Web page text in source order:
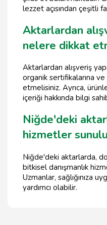
lezzet açısından çeşitli
Aktarlardan
nelere dikkat
Aktarlardan alışveriş
organik sertifikalarına ve
etmelisiniz. Ayrıca,
içeriği hakkında bilgi
Niğde'deki
hizmetler
Niğde'deki aktarlarda,
bitkisel danışmanlık
Uzmanlar, sağlığınıza
yardımcı olabilir.